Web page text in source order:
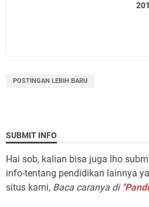
POSTINGAN LEBIH BARU
SUBMIT INFO
Hai sob, kalian bisa juga lho
info-tentang pendidikan lainnya
situs kami, Baca caranya di